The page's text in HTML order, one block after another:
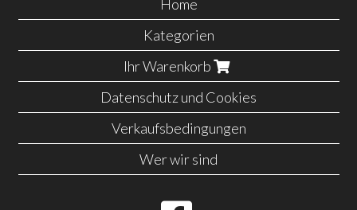
Home
Kategorien
Ihr Warenkorb
Datenschutz und Cookies
Verkaufsbedingungen
Wer wir sind